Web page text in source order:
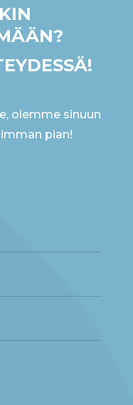
olemme sinuun
pian!